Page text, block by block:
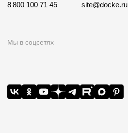
8 800 100 71 45 site@docke.ru
Мы в соцсетях